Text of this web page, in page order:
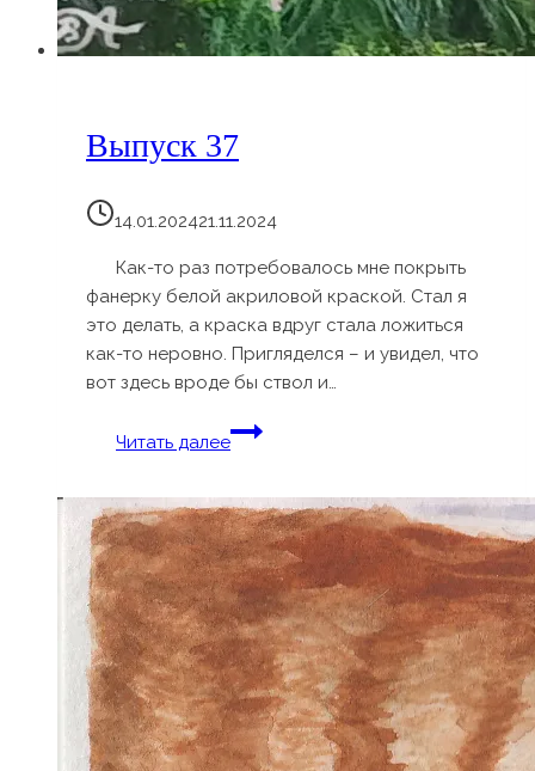
Выпуск 37
14.01.202421.11.2024
Как-то раз потребовалось мне покрыть
фанерку белой акриловой краской. Стал я
это делать, а краска вдруг стала ложиться
как-то неровно. Пригляделся – и увидел, что
вот здесь вроде бы ствол и…
Читать далее
Выпуск
37